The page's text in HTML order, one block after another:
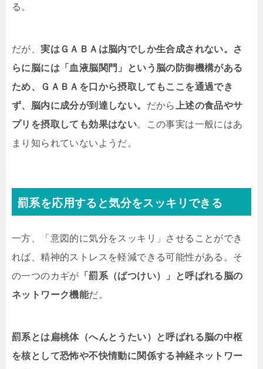
る。
だが、実はＧＡＢＡは脳内でしか生合成されない。さ
らに脳には「血液脳関門」という脳の防御機構がある
ため、ＧＡＢＡを口から摂取してもここを通過でき
ず、脳内に成分が到達しない。 だから
上述の食品やサ
プリを摂取しても効果はない。この事実は一般にはあ
まり知られていないようだ。
罰系を応用すると気分をスッキリできる
一方、「意図的に気分をスッキリ」させることができ
れば、精神的ストレスを軽減できる可能性がある。そ
の一つのカギが 「罰系（ばつけい）」と呼ばれる脳の
ネットワーク機能だ。
罰系とは扁桃体（へんとうたい）と呼ばれる脳の中枢
を核として恐怖や不快情動に関係する神経ネットワー